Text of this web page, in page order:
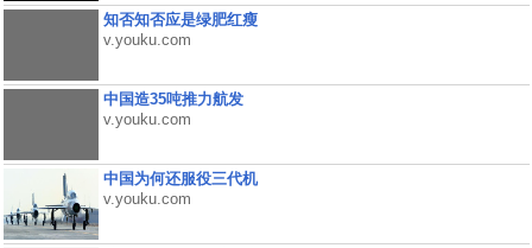
知否知否应是绿肥红瘦
v.youku.com
中国造35吨推力航发
v.youku.com
中国为何还服役三代机
v.youku.com